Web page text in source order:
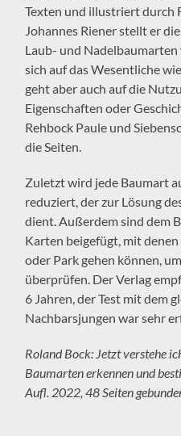
Texten und illustriert durch
Johannes Riener stellt er
Laub- und
sich auf das Wesentliche
geht aber auch auf die
Eigenschaften oder
Rehbock Paule und
die Seiten.
Zuletzt wird jede Baumart
reduziert, der zur Lösung
dient. Außerdem sind dem
Karten beigefügt, mit
oder Park gehen können,
überprüfen. Der Verlag
6 Jahren, der Test mit dem
Nachbarsjungen war sehr
Roland Bock: Jetzt verstehe
Baumarten erkennen und
Aufl. 2022, 48 Seiten